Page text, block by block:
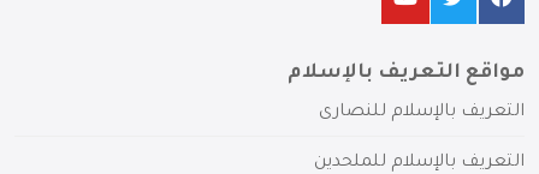
مواقع التعريف بالإسلام
التعريف بالإسلام للنصارى
التعريف بالإسلام للملحدين